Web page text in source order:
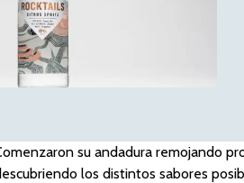
su andadura remojando
los distintos sabores